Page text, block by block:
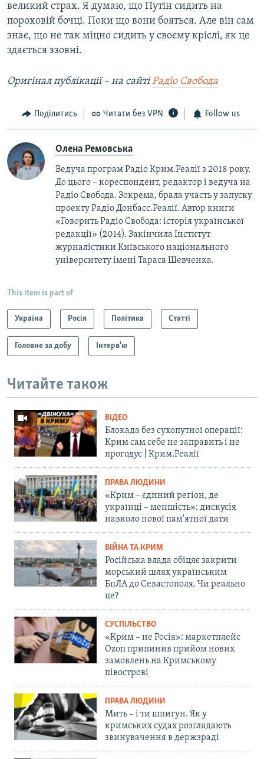
великий страх. Я думаю, що Путін сидить на
пороховій бочці. Поки що вони бояться. Але він сам
знає, що не так міцно сидить у своєму кріслі, як це
здається ззовні.
Оригінал публікації – на сайтіРадіо Свобода
Поділитись Читати без VPN Follow us
Олена Ремовська
Ведуча програм Радіо Крим.Реалії з 2018 року.
До цього – кореспондент, редактор і ведуча на
Радіо Свобода. Зокрема, брала участь у запуску
проекту Радіо Донбасс.Реалії. Автор книги
«Говорить Радіо Свобода: iсторія української
редакції» (2014). Закінчила Інститут
журналістики Київського національного
університету імені Тараса Шевченка.
This item is part of
Україна Росія Політика Статті
Головне за добу Інтерв'ю
Читайте також
ВІДЕО
Блокада без сухопутної операції:
Крим сам себе не заправить і не
прогодує | Крим.Реалії
ПРАВА ЛЮДИНИ
«Крим – єдиний регіон, де
українці – меншість»: дискусія
навколо нової пам'ятної дати
ВІЙНА ТА КРИМ
Російська влада обіцяє закрити
морський шлях українським
БпЛА до Севастополя. Чи реально
це?
СУСПІЛЬСТВО
«Крим – не Росія»: маркетплейс
Ozon припинив прийом нових
замовлень на Кримському
півострові
ПРАВА ЛЮДИНИ
Мить – і ти шпигун. Як у
кримських судах розглядають
звинувачення в держзраді